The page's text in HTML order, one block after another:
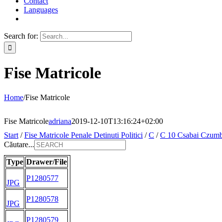
Languages
Search for:
Fise Matricole
Home/Fise Matricole
Fise Matricoleadriana2019-12-10T13:16:24+02:00
Start /Fise Matricole Penale Detinuti Politici /C /C 10 Csabai
Căutare...
Type Drawer/File
JPG
P1280577
JPG
P1280578
P1280579